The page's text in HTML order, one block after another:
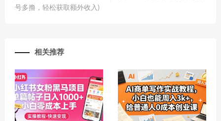
号多撸，轻松获取额外收入)
相关推荐